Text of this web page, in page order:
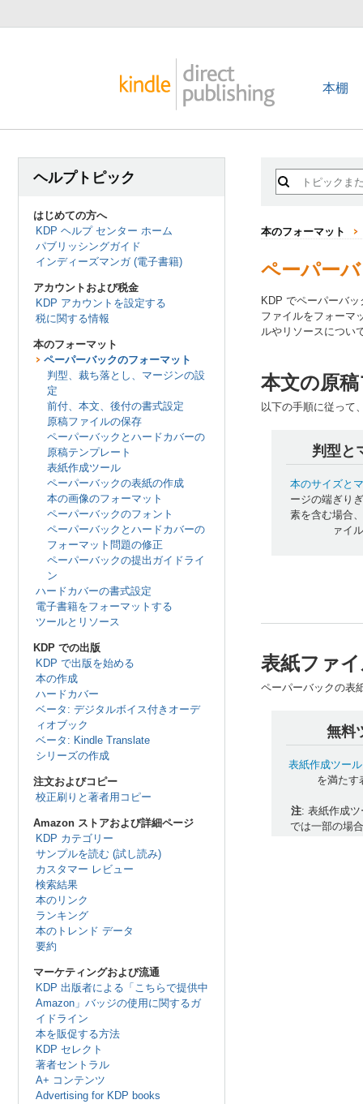
本棚
ヘルプトピック
はじめての方へ
KDP ヘルプ センター ホーム
パブリッシングガイド
インディーズマンガ (電子書籍)
アカウントおよび税金
KDP アカウントを設定する
税に関する情報
本のフォーマット
ペーパーバックのフォーマット
判型、裁ち落とし、マージンの設
定
前付、本文、後付の書式設定
原稿ファイルの保存
ペーパーバックとハードカバーの
原稿テンプレート
表紙作成ツール
ペーパーバックの表紙の作成
本の画像のフォーマット
ペーパーバックのフォント
ペーパーバックとハードカバーの
フォーマット問題の修正
ペーパーバックの提出ガイドライ
ン
ハードカバーの書式設定
電子書籍をフォーマットする
ツールとリソース
KDP での出版
KDP で出版を始める
本の作成
ハードカバー
ベータ: デジタルボイス付きオーデ
ィオブック
ベータ: Kindle Translate
シリーズの作成
注文およびコピー
校正刷りと著者用コピー
Amazon ストアおよび詳細ページ
KDP カテゴリー
サンプルを読む (試し読み)
カスタマー レビュー
検索結果
本のリンク
ランキング
本のトレンド データ
要約
マーケティングおよび流通
KDP 出版者による「こちらで提供中
Amazon」バッジの使用に関するガ
イドライン
本を販促する方法
KDP セレクト
著者セントラル
A+ コンテンツ
Advertising for KDP books
本のフォーマット
ペーパー
KDP でペーパーバ
ファイルをフォーマ
ルやリソースについ
本文の原
以下の手順に従って
判型と
本のサイズと
ージの端ぎり
素を含む場合
ァイ
表紙ファ
ペーパーバックの表
無料
表紙作成ツール
を満たす
注: 表紙作成
では一部の場